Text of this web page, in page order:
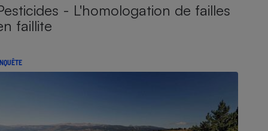
- L'homologation de failles
faillite